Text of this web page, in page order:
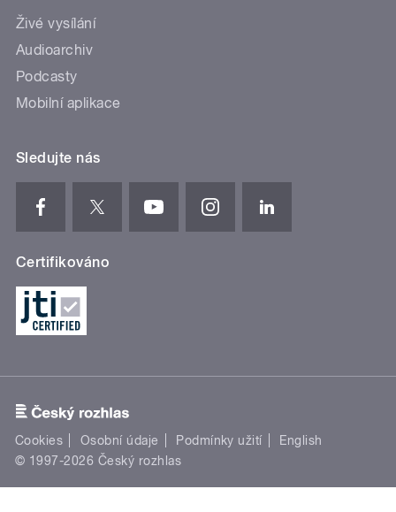
Živé vysílání
Audioarchiv
Podcasty
Mobilní aplikace
Sledujte nás
Certifikováno
Cookies Osobní údaje Podmínky užití
English
© 1997-2026 Český rozhlas